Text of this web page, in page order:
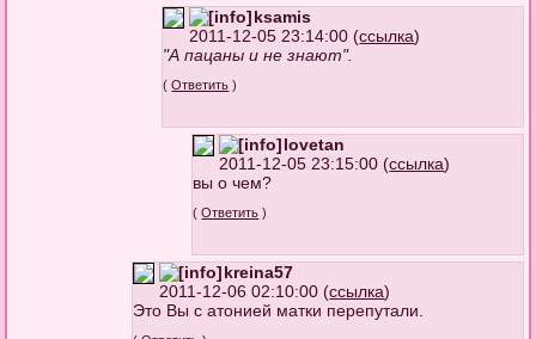
ksamis
2011-12-05 23:14:00 (ссылка)
"А пацаны и не знают".
(Ответить )
lovetan
2011-12-05 23:15:00 (ссылка)
вы о чем?
(Ответить )
kreina57
2011-12-06 02:10:00 (ссылка)
Это Вы с атонией матки перепутали.